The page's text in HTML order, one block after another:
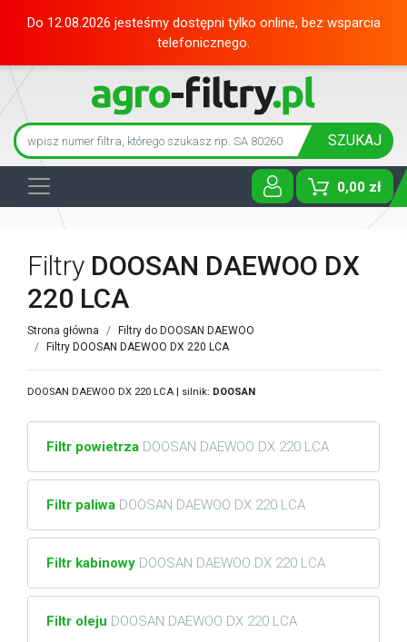
Do 12.08.2026 jesteśmy dostępni tylko online, bez wsparcia
telefonicznego.
SZUKAJ
0,00 zł
Toggle
Filtry DOOSAN DAEWOO DX
220 LCA
Strona główna
Filtry do DOOSAN DAEWOO
Filtry DOOSAN DAEWOO DX 220 LCA
DOOSAN DAEWOO DX 220 LCA | silnik: DOOSAN
Filtr powietrza DOOSAN DAEWOO DX 220 LCA
Filtr paliwa DOOSAN DAEWOO DX 220 LCA
Filtr kabinowy DOOSAN DAEWOO DX 220 LCA
Filtr oleju DOOSAN DAEWOO DX 220 LCA